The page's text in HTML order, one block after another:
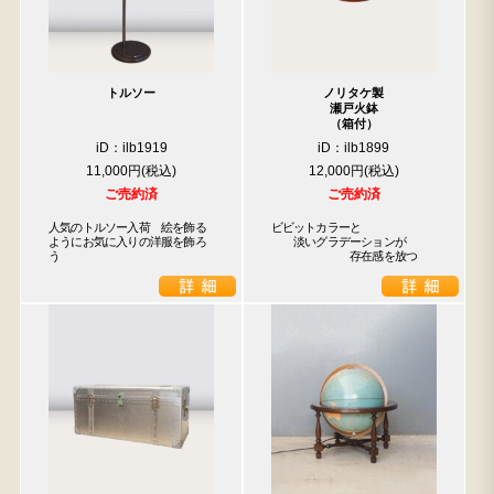
トルソー
iD：ilb1919
11,000円
ご売約済
人気のトルソー入荷　絵を飾る
ようにお気に入りの洋服を飾ろ
う
ノリタケ製
瀬戸火鉢
（箱付）
iD：ilb1899
12,000円
ご売約済
ビビットカラーと
淡いグラデーションが
存在感を放つ